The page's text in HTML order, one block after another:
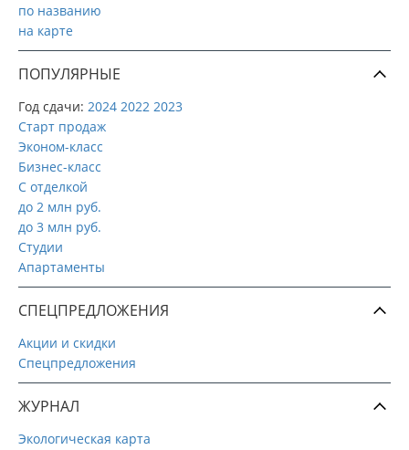
по названию
на карте
ПОПУЛЯРНЫЕ
Год сдачи: 2024 2022 2023
Старт продаж
Эконом-класс
Бизнес-класс
С отделкой
до 2 млн руб.
до 3 млн руб.
Студии
Апартаменты
СПЕЦПРЕДЛОЖЕНИЯ
Акции и скидки
Спецпредложения
ЖУРНАЛ
Экологическая карта